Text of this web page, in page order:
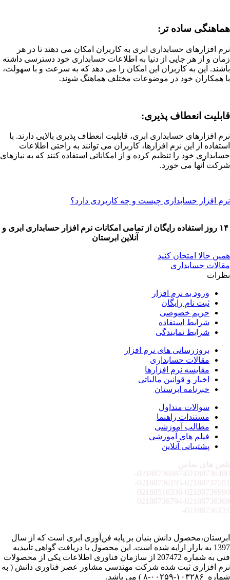
هماهنگی ساده تر:
نرم افزارهای حسابداری ابری به کاربران امکان می دهند تا در هر
زمان و از هر جایی از دنیا به اطلاعات حسابداری خود دسترسی داشته
باشند. این به کاربران این امکان را می دهد که به سرعت و با سهولت،
با همکاران خود در موضوعات مختلف هماهنگ شوند.
قابلیت انعطاف پذیری:
نرم افزارهای حسابداری ابری، قابلیت انعطاف پذیری بالایی دارند. با
استفاده از این نرم افزارها، کاربران می توانند به راحتی اطلاعات
حسابداری خود را تنظیم کرده و از امکاناتی استفاده کنند که به نیازهای
شرکت آنها می خورد.
نرم افزار حسابداری چیست و چه کاربردی دارد؟
۱۴ روز استفاده رایگان از تمامی امکانات نرم افزار حسابداری ابری و
آنلاین ابرستان
همین حالا امتحان کنید
مقالات حسابداری
نظرات
ورود به نرم افزار
ثبت نام رایگان
حریم خصوصی
شرایط استفاده
شرایط نمایندگی
بروزرسانی های نرم افزار
مقالات حسابداری
مقایسه نرم افزارها
اخبار و قوانین مالیاتی
خبرنامه ابرستان
سوالات متداول
مستندات راهنما
مطالب آموزشی
فیلم های آموزشی
پشتیبانی آنلاین
تلفن های تماس
02188736887-02188736480-
02188736195-02188737591-
02188510336-02188736990-
02188736794-02188736369-
02188736231-
ابرستان،محصول دانش بنیان بر پایه فن‌آوری ابری است که از سال
1397 به بازار ارایه شده است. این محصول با دریافت گواهی تاییدیه
فنی به شماره 207472 از سازمان فناوری اطلاعات یکی از محصولات
نرم افزاری ثبت شده شرکت مهندسی مشاور عصر فناوری دانش ( به
شماره ۱۰۳۲۸۶-۰۰۲۵۹-۸ ) می باشد.